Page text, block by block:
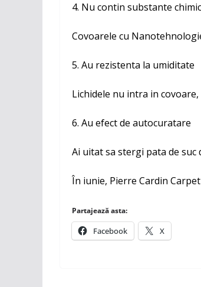
4. Nu contin substante
Covoarele cu
5. Au rezistenta la umiditate
Lichidele nu intra in
6. Au efect de autocuratare
Ai uitat sa stergi pata de suc
În iunie, Pierre Cardin
Partajează asta:
Facebook X